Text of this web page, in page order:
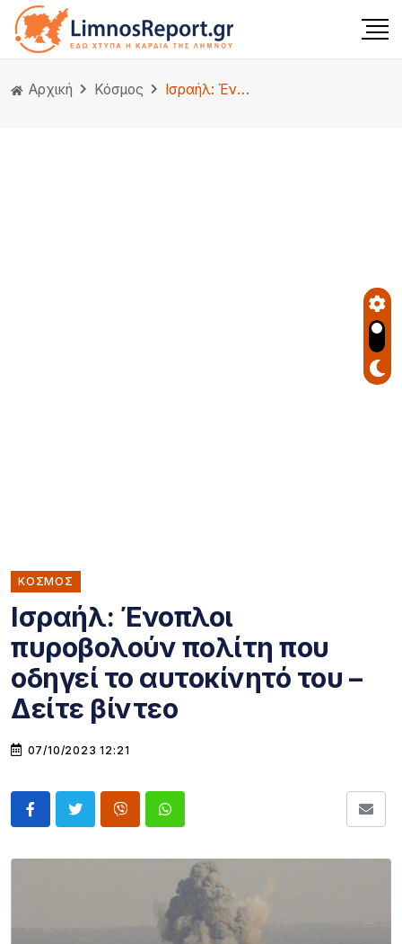
Αρχική Κόσμος Ισραήλ: Ένοπλοι πυροβολούν πολίτη που οδηγεί το αυτοκίνητό του – Δείτε βίντεο
ΚΌΣΜΟΣ
Ισραήλ: Ένοπλοι
πυροβολούν πολίτη που
οδηγεί το αυτοκίνητό του –
Δείτε βίντεο
07/10/2023 12:21